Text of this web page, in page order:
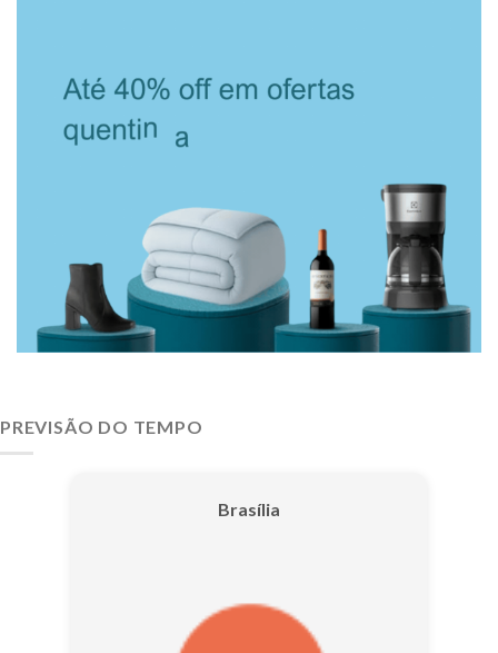
PREVISÃO DO TEMPO
Brasília